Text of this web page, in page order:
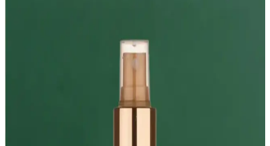
yaşamda tazelik ve pratiklik sunar, hafif kokular ve doğal içeriklerle
Canlandırıcı Etkiler İçin Uygun Seçenekler
Pembe vücut spreyleri, hafif kokuları ve doğal içerikleriyle günlük